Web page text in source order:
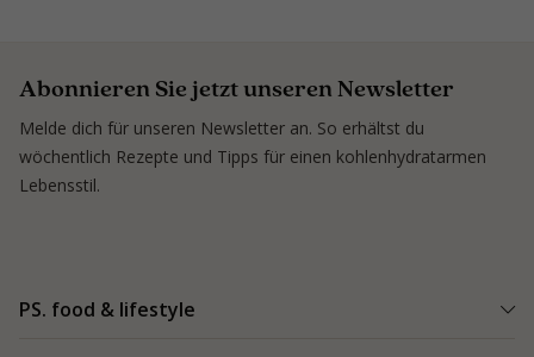
Abonnieren Sie jetzt unseren Newsletter
Melde dich für unseren Newsletter an. So erhältst du
wöchentlich Rezepte und Tipps für einen kohlenhydratarmen
Lebensstil.
PS. food & lifestyle